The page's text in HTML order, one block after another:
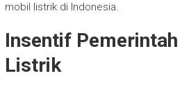
mobil listrik di Indonesia.
Insentif
Listrik